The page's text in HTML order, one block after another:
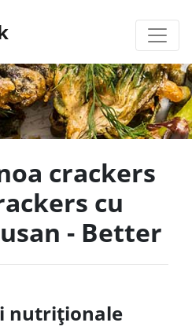
crackers
cu
- Better
nutriționale